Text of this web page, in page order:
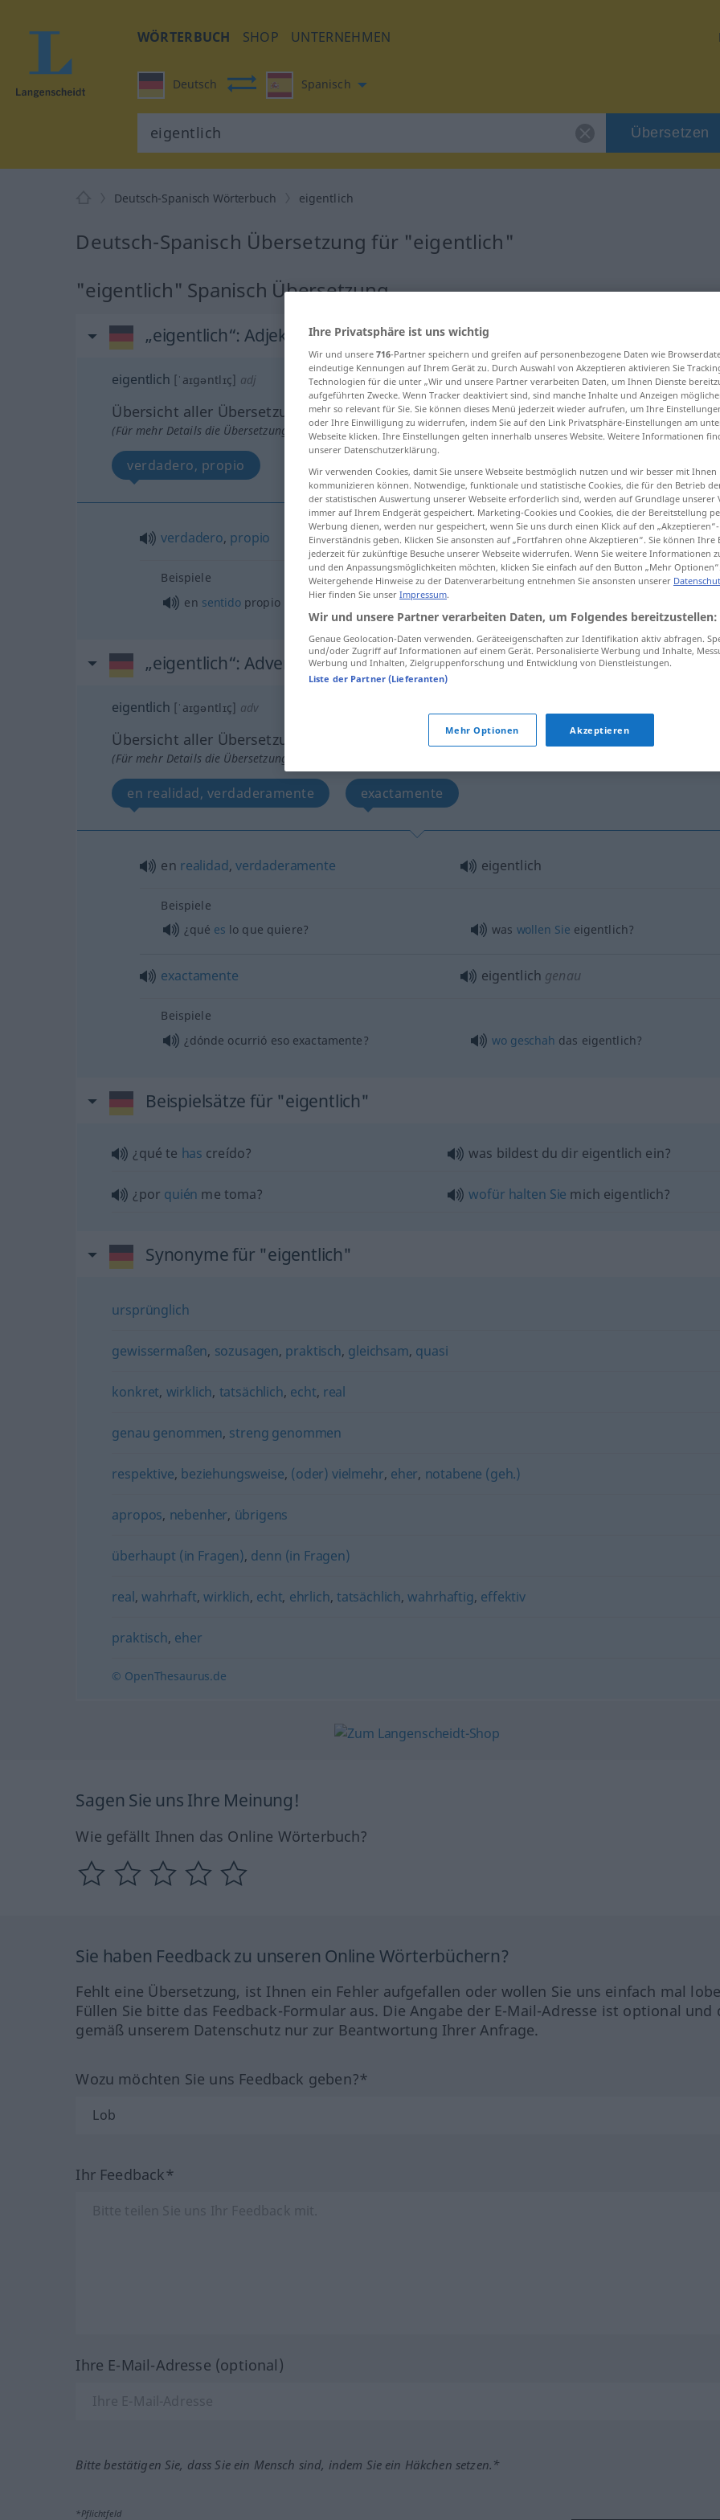
WÖRTERBUCH SHOP UNTERNEHMEN
Deutsch Spanisch
Übersetzen
Deutsch-Spanisch Wörterbuch eigentlich
Deutsch-Spanisch Übersetzung für "eigentlich"
"eigentlich" Spanisch Übersetzung
„eigentlich“: Adjektiv
eigentlich [ˈaɪgəntlɪç] adj
Übersicht aller Übersetzungen
(Für mehr Details die Übersetzung anklicken/antippen)
verdadero, propio
verdadero, propio eigentlich
Beispiele
en sentidopropio
„eigentlich“: Adverb
eigentlich [ˈaɪgəntlɪç] adv
Übersicht aller Übersetzungen
(Für mehr Details die Übersetzung anklicken/antippen)
en realidad, verdaderamente exactamente
en realidad, verdaderamente eigentlich
Beispiele
¿qué es lo que quiere? was wollen Sie eigentlich?
exactamente eigentlich genau
Beispiele
¿dónde ocurrió eso exactamente?
wo geschah das eigentlich?
Beispielsätze für "eigentlich"
¿qué te has creído? was bildest du dir eigentlich ein?
¿por quién me toma? wofür halten Sie mich eigentlich?
Synonyme für "eigentlich"
ursprünglich
gewissermaßen, sozusagen, praktisch, gleichsam, quasi
konkret, wirklich, tatsächlich, echt, real
genau genommen, streng genommen
respektive, beziehungsweise, (oder) vielmehr, eher, notabene (geh.)
apropos, nebenher, übrigens
überhaupt (in Fragen), denn (in Fragen)
real,wahrhaft,wirklich, echt, ehrlich, tatsächlich,wahrhaftig, effektiv
praktisch, eher
© OpenThesaurus.de
Sagen Sie uns Ihre Meinung!
Wie gefällt Ihnen das Online Wörterbuch?
Sie haben Feedback zu unseren Online Wörterbüchern?
Fehlt eine Übersetzung, ist Ihnen ein Fehler aufgefallen oder wollen Sie uns einfach mal
Füllen Sie bitte das Feedback-Formular aus. Die Angabe der E-Mail-Adresse ist optional und
gemäß unserem Datenschutz nur zur Beantwortung Ihrer Anfrage.
Wozu möchten Sie uns Feedback geben?*
Ihr Feedback*
Ihre E-Mail-Adresse (optional)
Bitte bestätigen Sie, dass Sie ein Mensch sind, indem Sie ein Häkchen setzen.*
*Pflichtfeld
Ihre Privatsphäre ist uns wichtig
Wir und unsere 716-Partner speichern und greifen auf personenbezogene Daten wie
eindeutige Kennungen auf Ihrem Gerät zu. Durch Auswahl von Akzeptieren aktivieren Sie
Technologien für die unter „Wir und unsere Partner verarbeiten Daten, um Ihnen Dienste
aufgeführten Zwecke. Wenn Tracker deaktiviert sind, sind manche Inhalte und Anzeigen
mehr so relevant für Sie. Sie können dieses Menü jederzeit wieder aufrufen, um Ihre
oder Ihre Einwilligung zu widerrufen, indem Sie auf den Link Privatsphäre-Einstellungen am
Webseite klicken. Ihre Einstellungen gelten innerhalb unseres Website. Weitere Informationen
unserer Datenschutzerklärung.
Wir verwenden Cookies, damit Sie unsere Webseite bestmöglich nutzen und wir besser mit Ihnen
kommunizieren können. Notwendige, funktionale und statistische Cookies, die für den Betrieb
der statistischen Auswertung unserer Webseite erforderlich sind, werden auf Grundlage unserer
immer auf Ihrem Endgerät gespeichert. Marketing-Cookies und Cookies, die der Bereitstellung
Werbung dienen, werden nur gespeichert, wenn Sie uns durch einen Klick auf den
Einverständnis geben. Klicken Sie ansonsten auf „Fortfahren ohne Akzeptieren“. Sie können Ihre
jederzeit für zukünftige Besuche unserer Webseite widerrufen. Wenn Sie weitere Informationen
und den Anpassungsmöglichkeiten möchten, klicken Sie einfach auf den Button „Mehr Optionen“.
Weitergehende Hinweise zu der Datenverarbeitung entnehmen Sie ansonsten unserer
Hier finden Sie unser Impressum.
Wir und unsere Partner verarbeiten Daten, um Folgendes bereitzustellen:
Genaue Geolocation-Daten verwenden. Geräteeigenschaften zur Identifikation aktiv abfragen.
und/oder Zugriff auf Informationen auf einem Gerät. Personalisierte Werbung und Inhalte,
Werbung und Inhalten, Zielgruppenforschung und Entwicklung von Dienstleistungen.
Liste der Partner (Lieferanten)
Mehr Optionen Akzeptieren